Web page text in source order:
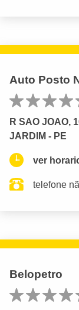
Auto Posto
R SAO JOAO,
JARDIM - PE
ver
telefone
Belopetro